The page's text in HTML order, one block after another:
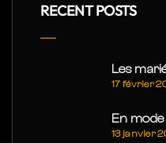
RECENT POSTS
Les
17 février
En
13 janvier